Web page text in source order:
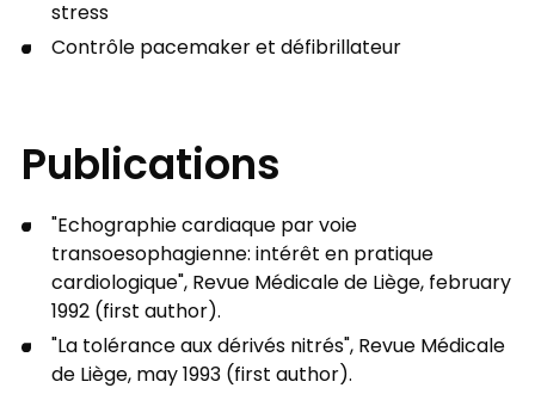
stress
Contrôle pacemaker et défibrillateur
Publications
"Echographie cardiaque par voie
transoesophagienne: intérêt en pratique
cardiologique", Revue Médicale de Liège, february
1992 (first author).
"La tolérance aux dérivés nitrés", Revue Médicale
de Liège, may 1993 (first author).